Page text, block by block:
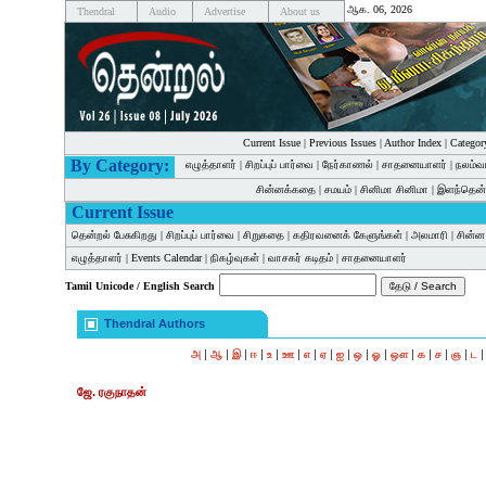
Thendral Audio Advertise About us ஆக. 06, 2026
Current Issue| Previous Issues| Author Index|
By Category: எழுத்தாளர் | சிறப்புப் பார்வை | நேர்காணல் | சாதனையாளர் |
சின்னக்கதை | சமயம் | சினிமா சினிமா |
Current Issue
தென்றல் பேசுகிறது | சிறப்புப் பார்வை | சிறுகதை | கதிரவனைக் கேளுங்கள் | அலமாரி |
எழுத்தாளர் | Events Calendar| நிகழ்வுகள் | வாசகர் கடிதம் | சாதனையாளர்
Tamil Unicode / English Search
Thendral Authors
அ | ஆ | இ| ஈ | உ | ஊ | எ | ஏ | ஐ | ஒ | ஓ | ஔ| க | ச | ஞ | ட |
ஜே. ரகுநாதன்